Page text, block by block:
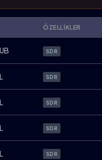
ÖZELLIKLER
SDR
SDR
SDR
SDR
SDR